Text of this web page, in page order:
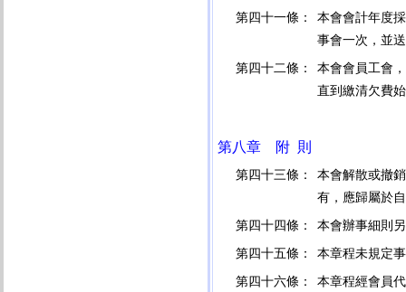
第四十一條：
本會會計年度
事會一次，並
第四十二條：
本會會員工會
直到繳清欠費
第八章 附 則
第四十三條：
本會解散或撤
有，應歸屬於
第四十四條： 本會辦事細則
第四十五條： 本章程未規定
第四十六條： 本章程經會員